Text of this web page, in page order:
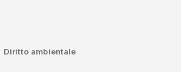
Diritto ambientale